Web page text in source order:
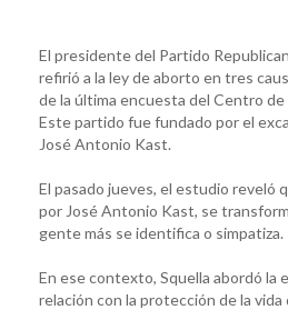
El presidente del Partido
refirió a la ley de aborto en tres
de la última encuesta del Centro de
Este partido fue fundado por el
José Antonio Kast.
El pasado jueves, el estudio reveló
por José Antonio Kast, se
gente más se identifica o simpatiza.
En ese contexto, Squella abordó la
relación con la protección de la vida